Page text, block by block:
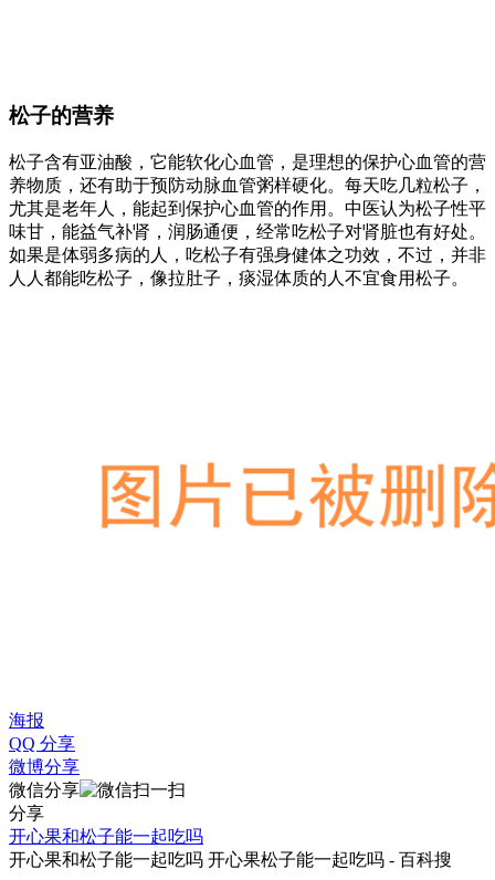
松子的营养
松子含有亚油酸，它能软化心血管，是理想的保护心血管的营
养物质，还有助于预防动脉血管粥样硬化。每天吃几粒松子，
尤其是老年人，能起到保护心血管的作用。中医认为松子性平
味甘，能益气补肾，润肠通便，经常吃松子对肾脏也有好处。
如果是体弱多病的人，吃松子有强身健体之功效，不过，并非
人人都能吃松子，像拉肚子，痰湿体质的人不宜食用松子。
海报
QQ 分享
微博分享
微信分享
分享
开心果和松子能一起吃吗
开心果和松子能一起吃吗 开心果松子能一起吃吗 - 百科搜